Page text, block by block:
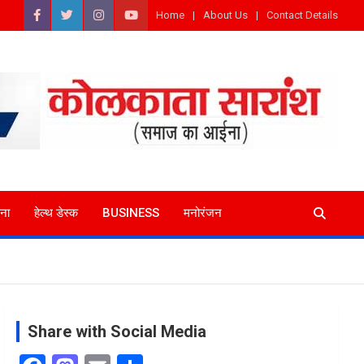
Home About Us Contact Details
हेल्थ डेस्क BUSINESS मनोरंजन
Share with Social Media